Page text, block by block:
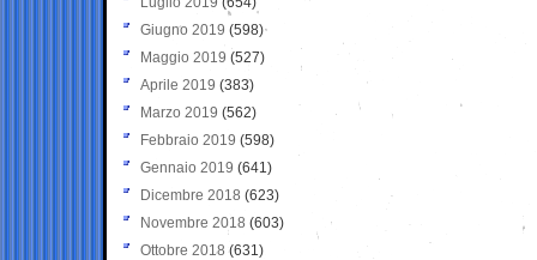
Giugno 2019 (598)
Maggio 2019 (527)
Aprile 2019 (383)
Marzo 2019 (562)
Febbraio 2019 (598)
Gennaio 2019 (641)
Dicembre 2018 (623)
Novembre 2018 (603)
Ottobre 2018 (631)